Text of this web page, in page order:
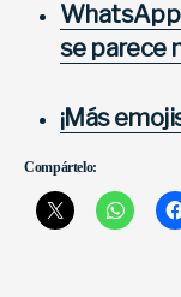
WhatsApp
se parece
¡Más
Compártelo: